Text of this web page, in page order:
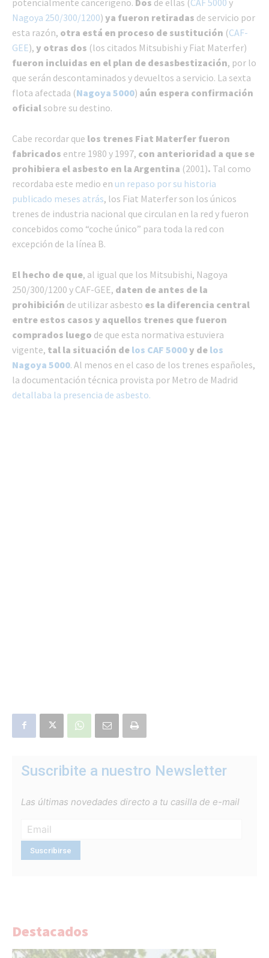
potencialmente cancerígeno. Dos de ellas (CAF 5000 y
Nagoya 250/300/1200) ya fueron retiradas de servicio por
esta razón, otra está en proceso de sustitución (CAF-
GEE), y otras dos (los citados Mitsubishi y Fiat Materfer)
fueron incluidas en el plan de desasbestización, por lo
que serán descontaminados y devueltos a servicio. La sexta
flota afectada (Nagoya 5000) aún espera confirmación
oficialsobre su destino.
Cabe recordar que los trenes Fiat Materfer fueron
fabricados entre 1980 y 1997, con anterioridad a que se
prohibiera el asbesto en la Argentina (2001). Tal como
recordaba este medio en un repaso por su historia
publicado meses atrás, los Fiat Materfer son los únicos
trenes de industria nacional que circulan en la red y fueron
concebidos como “coche único” para toda la red con
excepción de la línea B.
El hecho de que, al igual que los Mitsubishi, Nagoya
250/300/1200 y CAF-GEE, daten de antes de la
prohibición de utilizar asbesto es la diferencia central
entre estos casos y aquellos trenes que fueron
comprados luego de que esta normativa estuviera
vigente, tal la situación de los CAF 5000y de los
Nagoya 5000. Al menos en el caso de los trenes españoles,
la documentación técnica provista por Metro de Madrid
detallaba la presencia de asbesto.
Suscribite a nuestro Newsletter
Las últimas novedades directo a tu casilla de e-mail
Destacados